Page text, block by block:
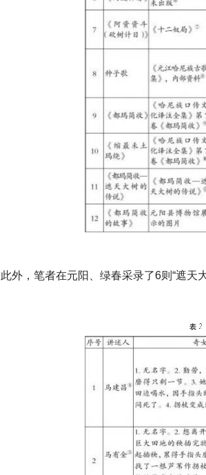
此外，笔者在元阳、绿春采录了6则“遮天